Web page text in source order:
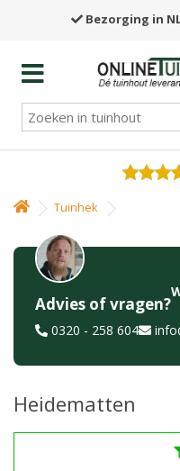
Bezorging in
Tuinhek
Advies of vragen?
0320 - 258 604
Heidematten